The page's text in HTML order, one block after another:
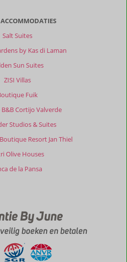
Salt Suites
by Kas di Laman
Sun Suites
ZISI Villas
Fuik
Cortijo Valverde
Studios & Suites
Resort Jan Thiel
Olive Houses
de la Pansa
By June
boeken en betalen